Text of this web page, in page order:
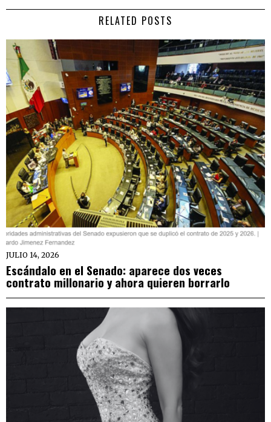
RELATED POSTS
JULIO 14, 2026
Escándalo en el Senado: aparece dos veces
contrato millonario y ahora quieren borrarlo